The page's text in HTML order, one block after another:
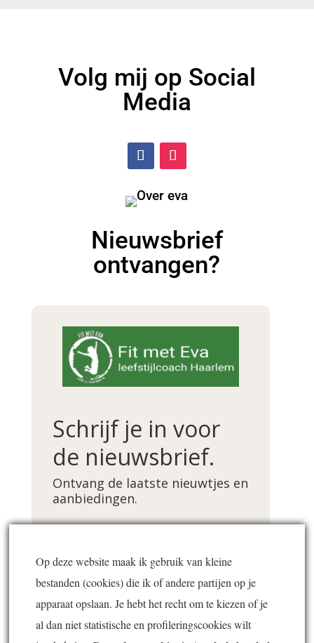
Volg mij op Social
Media
Nieuwsbrief
ontvangen?
Schrijf je in voor
de nieuwsbrief.
Ontvang de laatste nieuwtjes en
aanbiedingen.
E-mailadres *
Op deze website maak ik gebruik van kleine
bestanden (cookies) die ik of andere partijen op je
apparaat opslaan. Je hebt het recht om te kiezen of je
al dan niet statistische en profileringscookies wilt